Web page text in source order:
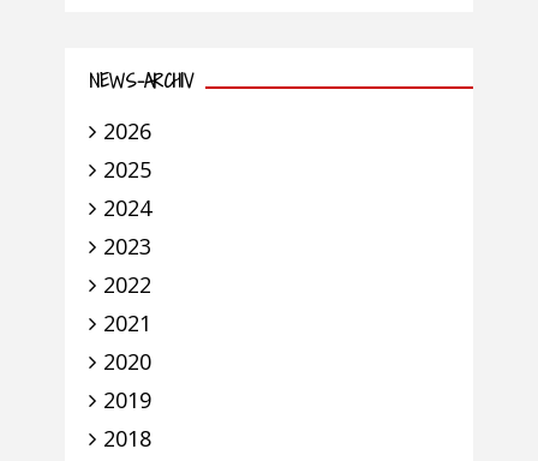
NEWS-ARCHIV
2026
2025
2024
2023
2022
2021
2020
2019
2018